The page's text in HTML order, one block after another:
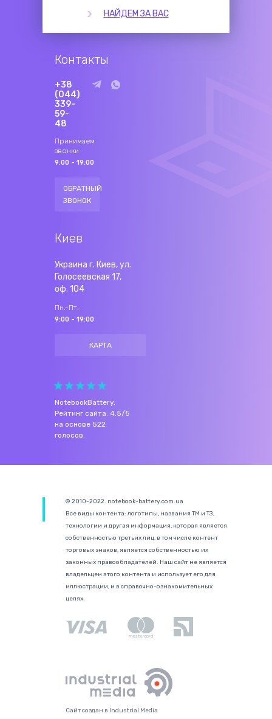
НАЙДЕМ ЗА ВАС
Контакты
+38
(044)
339-
59-
48
Принимаем
звонки
9:00 - 19:00
ОБРАТНЫЙ
ЗВОНОК
Киев
Украина г. Киев, ул.
Голосеевская 17,
оф. 104
Пн.-Пт.
9:00 - 19:00
КАРТА
NotebookBattery.
Рейтинг сайта: 4.5/5
на основе 522
голосов.
© 2010-2022. notebook-battery.com.ua
Все виды контента: логотипы, названия ТМ и ТЗ,
технологии и другая информация, которая является
собственностью третьих лиц, в том числе контент
торговых знаков, является собственностью их
законных правообладателей. Наш сайт не является
владельцем этого контента и использует его для
иллюстрации, и в справочно-ознакомительных
целях.
Сайт создан в Industrial Media